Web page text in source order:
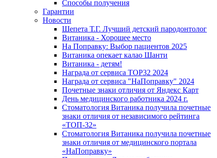
Способы получения
Гарантии
Новости
Шепета Т.Г. Лучший детский пародонтолог
Витаника - Хорошее место
На Поправку: Выбор пациентов 2025
Витаника опекает калао Шанти
Витаника - детям!
Награда от сервиса TOP32 2024
Награда от сервиса "НаПоправку" 2024
Почетные знаки отличия от Яндекс Карт
День медицинского работника 2024 г.
Стоматология Витаника получила почетные
знаки отличия от независимого рейтинга
«ТОП-32»
Стоматология Витаника получила почетные
знаки отличия от медицинского портала
«НаПоправку»